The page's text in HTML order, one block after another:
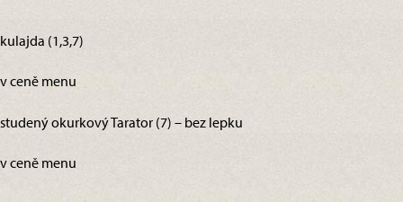
kulajda (1,3,7)
v ceně menu
studený okurkový Tarator (7) – bez lepku
v ceně menu